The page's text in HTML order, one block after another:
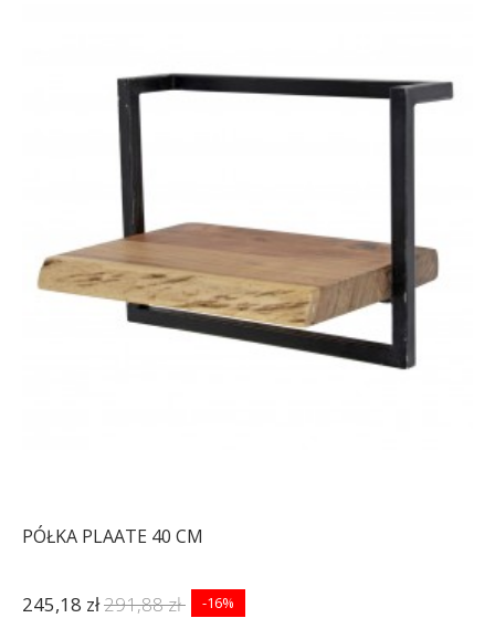
PÓŁKA PLAATE 40 CM
245,18 zł291,88 zł -16%